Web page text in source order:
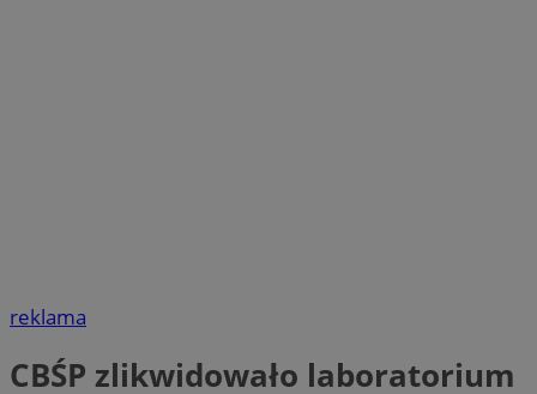
reklama
CBŚP zlikwidowało laboratorium